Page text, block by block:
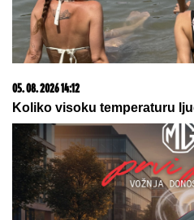
20. 07. 2026 08:04
REGISTRUJ SE UZ PROMO
1500 BESPLATNIH SPINOVA